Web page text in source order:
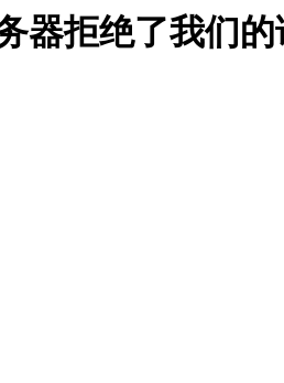
器拒绝了我们